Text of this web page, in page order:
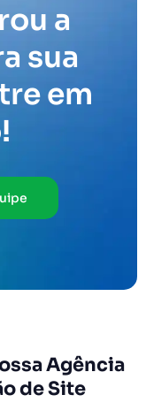
a
sua
em
Agência
de Site